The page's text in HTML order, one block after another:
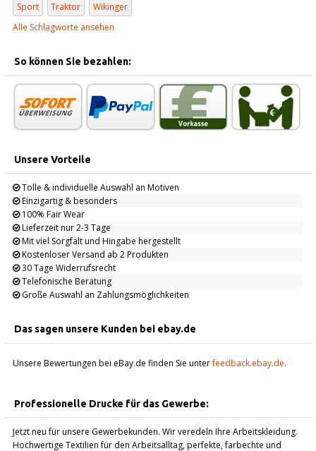
Sport
Traktor
Wikinger
Alle Schlagworte ansehen
So können Sie bezahlen:
Unsere Vorteile
Tolle & individuelle Auswahl an Motiven
Einzigartig & besonders
100% Fair Wear
Lieferzeit nur 2-3 Tage
Mit viel Sorgfalt und Hingabe hergestellt
Kostenloser Versand ab 2 Produkten
30 Tage Widerrufsrecht
Telefonische Beratung
Große Auswahl an Zahlungsmöglichkeiten
Das sagen unsere Kunden bei ebay.de
Unsere Bewertungen bei eBay.de finden Sie unterfeedback.ebay.de.
Professionelle Drucke für das Gewerbe:
Jetzt neu für unsere Gewerbekunden. Wir veredeln Ihre Arbeitskleidung.
Hochwertige Textilien für den Arbeitsalltag, perfekte, farbechte und